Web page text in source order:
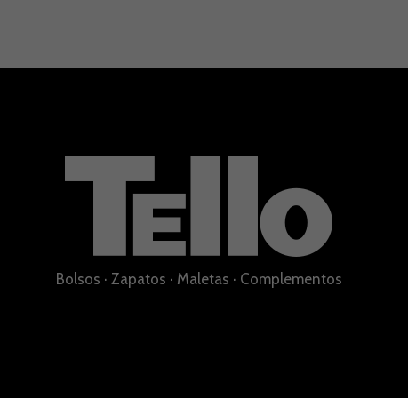
Bolsos · Zapatos · Maletas · Complementos